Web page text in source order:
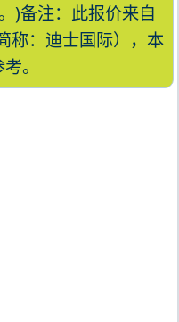
)备注：此报价来自
称：迪士国际），本
。